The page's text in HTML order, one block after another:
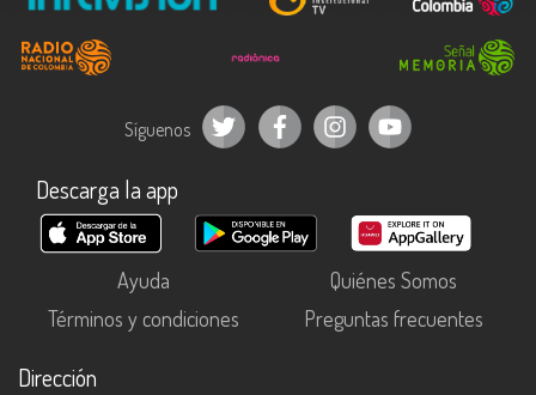
Síguenos
Descarga la app
Ayuda
Quiénes Somos
Términos y condiciones
Preguntas frecuentes
Dirección